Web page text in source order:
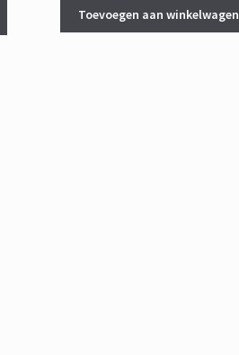
was:
€ 14,95.
is:
€ 8,95.
Toevoegen aan winkelwagen